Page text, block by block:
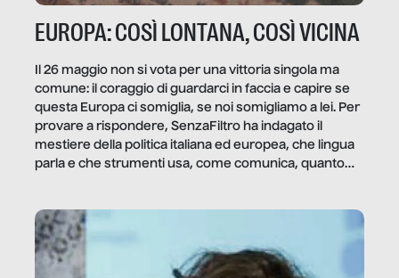
EUROPA: COSÌ LONTANA, COSÌ VICINA
Il 26 maggio non si vota per una vittoria singola ma
comune: il coraggio di guardarci in faccia e capire se
questa Europa ci somiglia, se noi somigliamo a lei. Per
provare a rispondere, SenzaFiltro ha indagato il
mestiere della politica italiana ed europea, che lingua
parla e che strumenti usa, come comunica, quanto